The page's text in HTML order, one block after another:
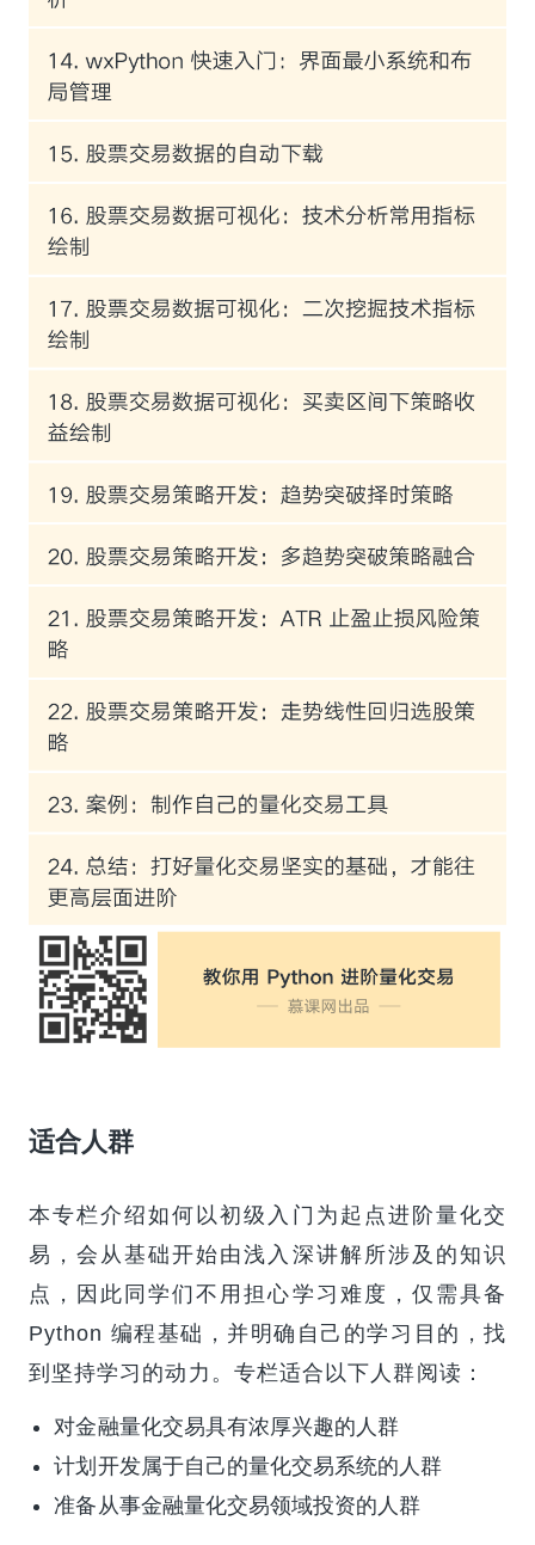
的效果则通过图形化方式呈现。
从由浅入深的学习过程视角：专栏从讲解 Pyth
用工具实现策略模型的设计。
最后，为了将专栏中分散的知识点贯穿起来，
还将讲解如何制作一个简易版的量化交易小工
易相关的知识。
为了能够提供给大家更轻松的学习过程，笔者
在专栏内容之外已陆续推出一些手记来辅助同
学们学习本专栏内容，目前推出的扩展篇链接
如下：
第一篇
第三篇
第四篇《寻找最优化策略参数》
第五篇《标记 A 股市场涨跌周期》
第六篇 《Tushare Pro 接口介绍》
第七篇《装饰器计算代码时间》
第八篇《矢量化计算 KDJ 指标》
第九篇《移植量化交易小工具》
第十篇《统计学预测随机漫步》
第十一篇 《TA-Lib 库扩展介绍》
第十三篇《TA-Lib 库量价指标分析》
第十五篇 《扒一扒量化回测常见陷阱》
第十六篇 《量化回测工具更新版 1》
第十七篇《GUI 控件在回测工具上的添加》
第十八篇《文本框显示 Tushare 股票信息》
第十九篇《建立基于 TA-Lib 的指标库》
适合人群
本专栏介绍如何以初级入门为起点进阶量化交
易，会从基础开始由浅入深讲解所涉及的知识
点，因此同学们不用担心学习难度，仅需具备
Python 编程基础，并明确自己的学习目的，找
到坚持学习的动力。专栏适合以下人群阅读：
对金融量化交易具有浓厚兴趣的人群
计划开发属于自己的量化交易系统的人群
准备从事金融量化交易领域投资的人群